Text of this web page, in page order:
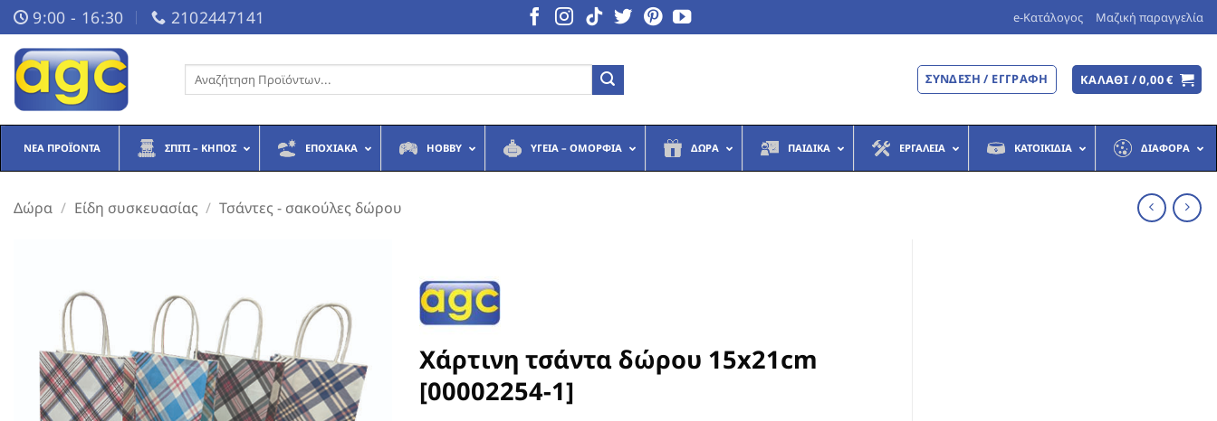
Μετάβαση
στο
περιεχόμενο
9:00 - 16:30 2102447141 e-Κατάλογος Μαζική παραγγελία
Αναζήτηση
ΣΎΝΔΕΣΗ / ΕΓΓΡΑΦΉ ΚΑΛΆΘΙ /0,00€
ΝΈΑ ΠΡΟΪΌΝΤΑ ΣΠΊΤΙ – ΚΉΠΟΣ ΕΠΟΧΙΑΚΆ HOBBY ΥΓΕΙΆ – ΟΜΟΡΦΙΆ ΔΏΡΑ ΠΑΙΔΙΚΆ ΕΡΓΑΛΕΊΑ ΚΑΤΟΙΚΊΔΙΑ ΔΙΆΦΟΡΑ
Δώρα / Είδη συσκευασίας / Τσάντες - σακούλες δώρου
Χάρτινη τσάντα δώρου 15x21cm
[00002254-1]